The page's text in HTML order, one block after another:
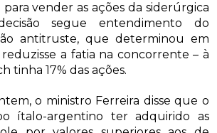
vender as ações da siderúrgica
segue entendimento do
antitruste, que determinou em
reduzisse a fatia na concorrente – à
tinha 17% das ações.
o ministro Ferreira disse que o
ítalo-argentino ter adquirido as